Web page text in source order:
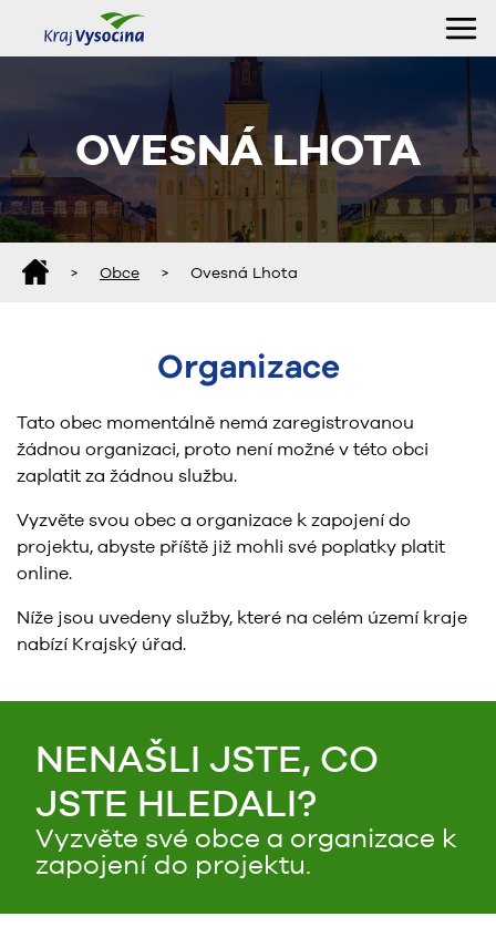
OVESNÁ LHOTA
> Obce > Ovesná Lhota
Organizace
Tato obec momentálně nemá zaregistrovanou
žádnou organizaci, proto není možné v této obci
zaplatit za žádnou službu.
Vyzvěte svou obec a organizace k zapojení do
projektu, abyste příště již mohli své poplatky platit
online.
Níže jsou uvedeny služby, které na celém území kraje
nabízí Krajský úřad.
NENAŠLI JSTE, CO
JSTE HLEDALI?
Vyzvěte své obce a organizace k
zapojení do projektu.